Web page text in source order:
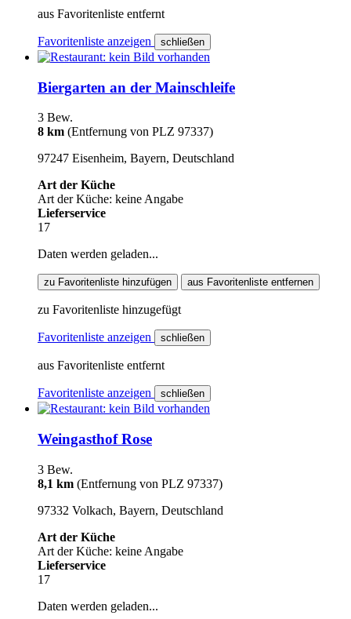
aus Favoritenliste entfernt
Favoritenliste anzeigen schließen
Biergarten an der Mainschleife
3 Bew.
8 km (Entfernung von PLZ 97337)
97247 Eisenheim, Bayern, Deutschland
Art der Küche
Art der Küche: keine Angabe
Lieferservice
17
Daten werden geladen...
zu Favoritenliste hinzufügen aus Favoritenliste entfernen
zu Favoritenliste hinzugefügt
Favoritenliste anzeigen schließen
aus Favoritenliste entfernt
Favoritenliste anzeigen schließen
Weingasthof Rose
3 Bew.
8,1 km (Entfernung von PLZ 97337)
97332 Volkach, Bayern, Deutschland
Art der Küche
Art der Küche: keine Angabe
Lieferservice
17
Daten werden geladen...